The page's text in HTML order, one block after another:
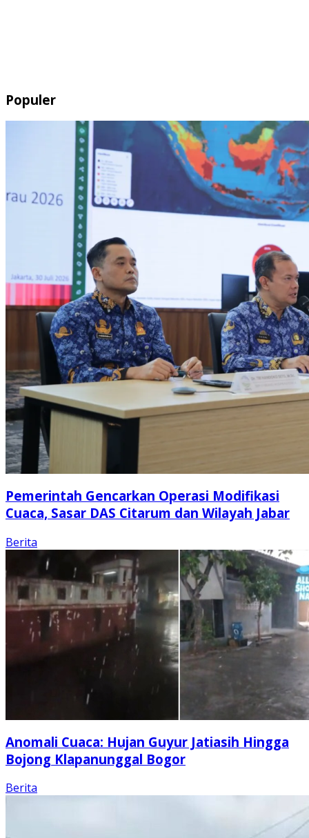
Populer
Pemerintah Gencarkan Operasi Modifikasi
Cuaca, Sasar DAS Citarum dan Wilayah Jabar
Berita
Anomali Cuaca: Hujan Guyur Jatiasih Hingga
Bojong Klapanunggal Bogor
Berita